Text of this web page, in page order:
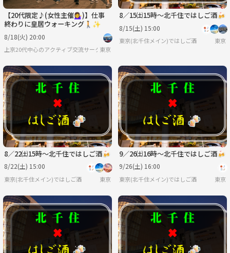
【20代限定♪(女性主催💁‍♀️)】仕事
終わりに皇居ウォーキング🚶✨️
8/18(火) 20:00
上京20代中心のアクティブ交流サークル👯✨️
東京
8／15㈯15時〜北千住ではしご酒🍻
8/15(土) 15:00
東京(北千住メイン)ではしご酒 東京
8／22㈯15時〜北千住ではしご酒🍻
8/22(土) 15:00
東京(北千住メイン)ではしご酒 東京
9／26㈯16時〜北千住ではしご酒🍻
9/26(土) 16:00
東京(北千住メイン)ではしご酒 東京